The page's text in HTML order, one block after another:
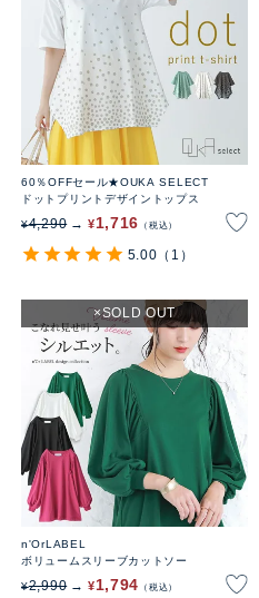
60％OFFセール★OUKA SELECT
ドットプリントデザイントップス
¥4,290 ¥1,716 税込
5.00 （1）
n'OrLABEL
ボリュームスリーブカットソー
¥2,990 ¥1,794 税込
SOLD OUT